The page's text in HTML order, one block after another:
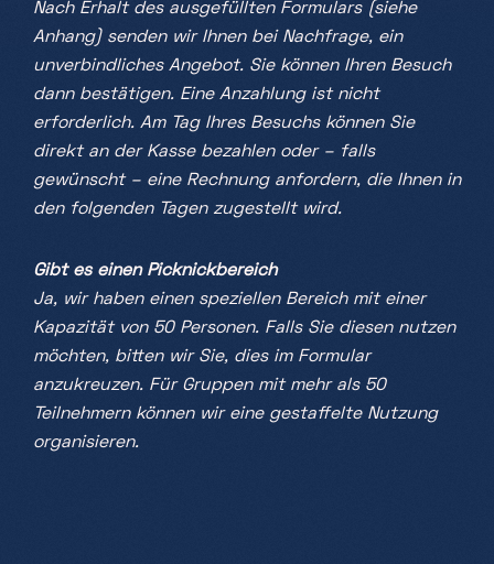
Nach Erhalt des ausgefüllten Formulars (siehe
Anhang) senden wir Ihnen bei Nachfrage, ein
unverbindliches Angebot. Sie können Ihren Besuch
dann bestätigen. Eine Anzahlung ist nicht
erforderlich. Am Tag Ihres Besuchs können Sie
direkt an der Kasse bezahlen oder – falls
gewünscht – eine Rechnung anfordern, die Ihnen in
den folgenden Tagen zugestellt wird.
Gibt es einen Picknickbereich
Ja, wir haben einen speziellen Bereich mit einer
Kapazität von 50 Personen. Falls Sie diesen nutzen
möchten, bitten wir Sie, dies im Formular
anzukreuzen. Für Gruppen mit mehr als 50
Teilnehmern können wir eine gestaffelte Nutzung
organisieren.